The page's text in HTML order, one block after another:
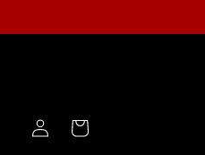
Iniciar
sesión
Carrito